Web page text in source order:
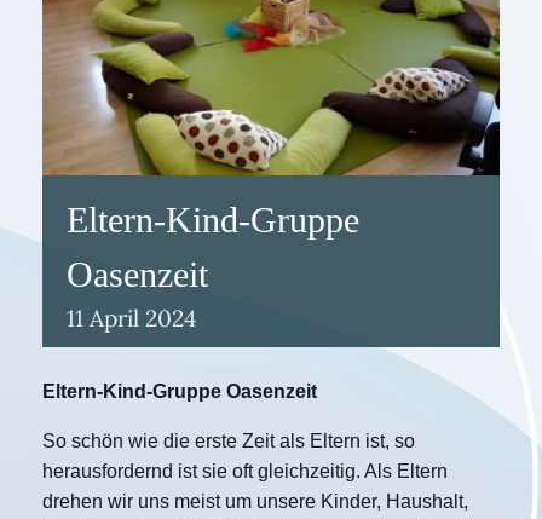
Eltern-Kind-Gruppe
Oasenzeit
11 April 2024
Eltern-Kind-Gruppe Oasenzeit
So schön wie die erste Zeit als Eltern ist, so
herausfordernd ist sie oft gleichzeitig. Als Eltern
drehen wir uns meist um unsere Kinder, Haushalt,